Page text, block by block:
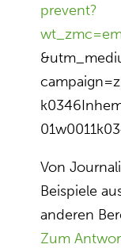
prevent?
Von
Beispiele
anderen
Zum